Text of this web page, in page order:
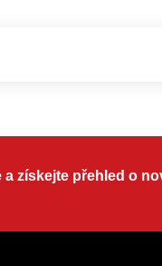
a získejte přehled o